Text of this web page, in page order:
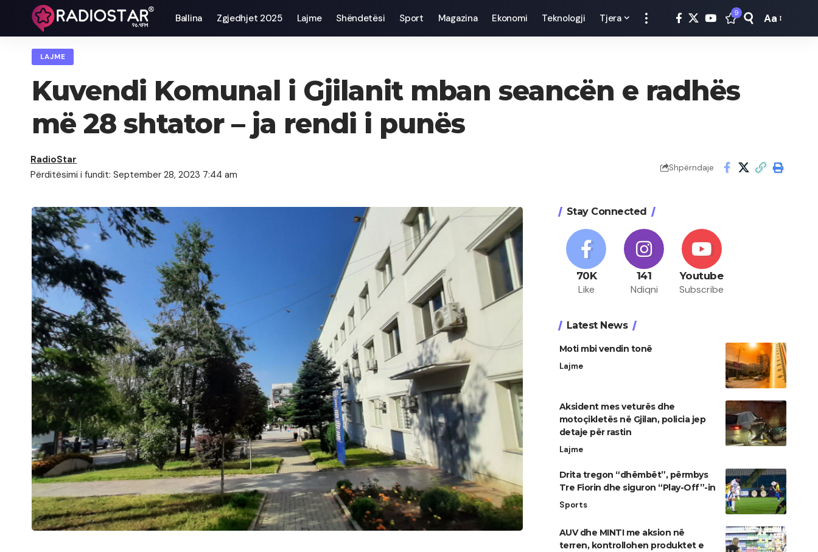
Ballina Zgjedhjet 2025 Lajme Shëndetësi Sport Magazina Ekonomi Teknologji Tjera 9
Font
Aa
LAJME
Kuvendi Komunal i Gjilanit mban seancën e radhës
më 28 shtator – ja rendi i punës
Përditësimi i fundit: September 28, 2023 7:44 am
RadioStar
Shpërndaje
Stay Connected
70K
Like
141
Ndiqni
Youtube
Subscribe
Latest News
Moti mbi vendin tonë
Lajme
Aksident mes veturës dhe
motoçikletës në Gjilan, policia jep
detaje për rastin
Lajme
Drita tregon “dhëmbët”, përmbys
Tre Fiorin dhe siguron “Play-Off”-in
Sports
AUV dhe MINTI me aksion në
terren, kontrollohen produktet e